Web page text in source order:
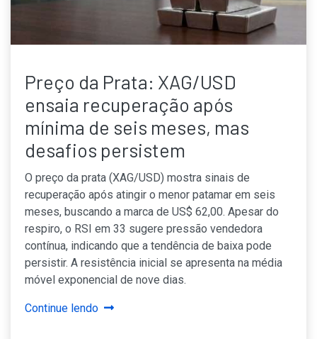
Preço da Prata: XAG/USD
ensaia recuperação após
mínima de seis meses, mas
desafios persistem
O preço da prata (XAG/USD) mostra sinais de
recuperação após atingir o menor patamar em seis
meses, buscando a marca de US$ 62,00. Apesar do
respiro, o RSI em 33 sugere pressão vendedora
contínua, indicando que a tendência de baixa pode
persistir. A resistência inicial se apresenta na média
móvel exponencial de nove dias.
Continue lendo